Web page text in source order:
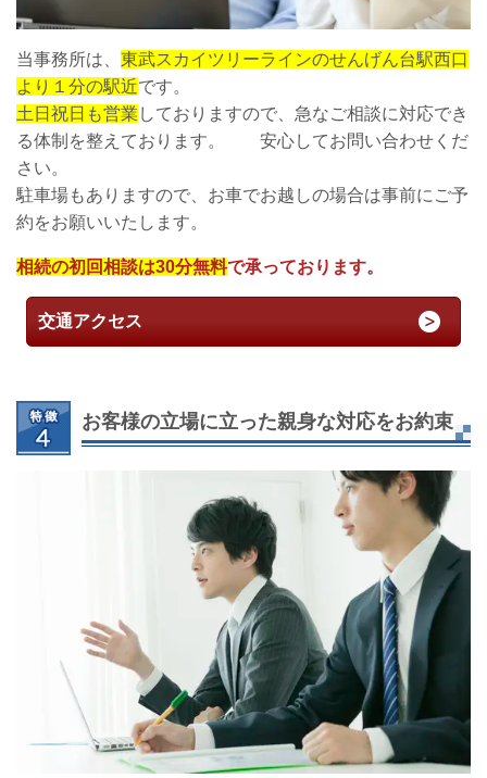
当事務所は、 東武スカイツリーラインのせんげん台駅西口
より１分の駅近です。
土日祝日も営業 しておりますので、急なご相談に対応でき
る体制を整えております。 安心してお問い合わせくだ
さい。
駐車場もありますので、お車でお越しの場合は事前にご予
約をお願いいたします。
相続の初回相談は30分無料で承っております。
交通アクセス
お客様の立場に立った親身な対応をお約束